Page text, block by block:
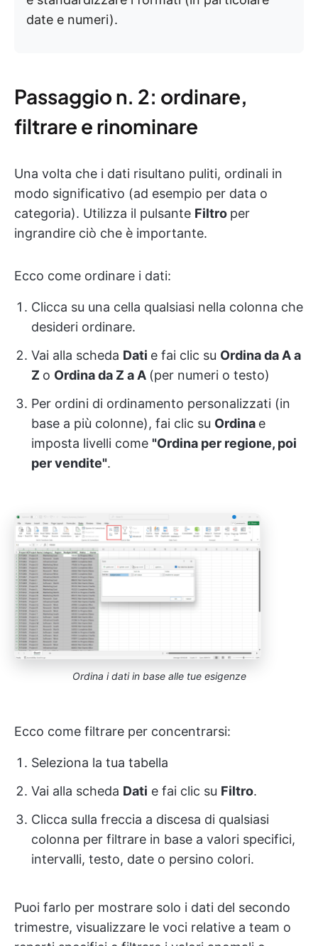
date e numeri).
Passaggio n. 2: ordinare,
filtrare e rinominare
Una volta che i dati risultano puliti, ordinali in
modo significativo (ad esempio per data o
categoria). Utilizza il pulsante Filtro per
ingrandire ciò che è importante.
Ecco come ordinare i dati:
Clicca su una cella qualsiasi nella colonna che
desideri ordinare.
Vai alla scheda Dati e fai clic su Ordina da A a
Z o Ordina da Z a A (per numeri o testo)
Per ordini di ordinamento personalizzati (in
base a più colonne), fai clic su Ordina e
imposta livelli come "Ordina per regione, poi
per vendite".
Ordina i dati in base alle tue esigenze
Ecco come filtrare per concentrarsi:
Seleziona la tua tabella
Vai alla scheda Dati e fai clic su Filtro.
Clicca sulla freccia a discesa di qualsiasi
colonna per filtrare in base a valori specifici,
intervalli, testo, date o persino colori.
Puoi farlo per mostrare solo i dati del secondo
trimestre, visualizzare le voci relative a team o